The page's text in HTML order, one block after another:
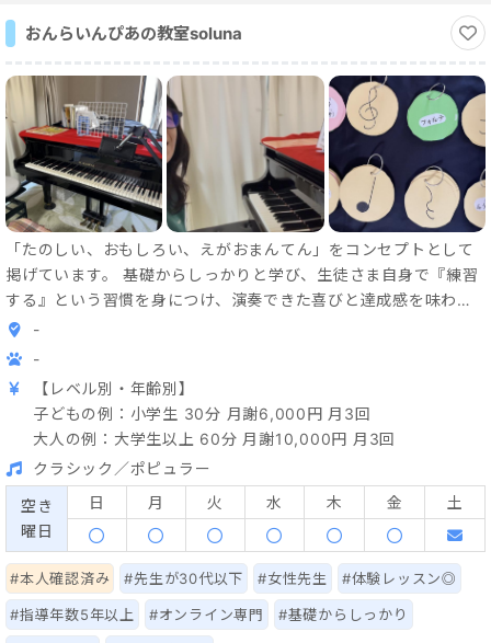
おんらいんぴあの教室soluna
「たのしい、おもしろい、えがおまんてん」をコンセプトとして
掲げています。 基礎からしっかりと学び、生徒さま自身で『練習
する』という習慣を身につけ、演奏できた喜びと達成感を味わ
い、そして…何ごとにも諦めない心を自信につなげて欲しいで
す！弾くだけのレッスンではなく、日常のお話を挟み、心身のリ
い！ ⁡ また、生徒さま一人一人の持つ個性を引き出し最大限の力を
広げ、また、一人一人に寄り添いながら演奏力・技術力の向上と
心豊かな表現力を見いだし個々の力を存分に発揮できるよう、そ
れぞれの音楽創りをサポート、そして、『オンラインレッスン』
でも対面レッスンを受けているような感覚を、、をモットーにご
指導しております！
-
-
【レベル別・年齢別】
子どもの例：小学生 30分 月謝6,000円 月3回
大人の例：大学生以上 60分 月謝10,000円 月3回
クラシック／ポピュラー
空き
曜日
日 月 火 水 木 金 土
#本人確認済み #先生が30代以下 #女性先生 #体験レッスン◎
#指導年数5年以上 #オンライン専門 #基礎からしっかり